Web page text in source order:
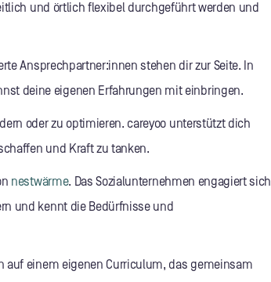
und örtlich flexibel durchgeführt werden und
Ansprechpartner:innen stehen dir zur Seite. In
deine eigenen Erfahrungen mit einbringen.
oder zu optimieren. careyoo unterstützt dich
und Kraft zu tanken.
nestwärme. Das Sozialunternehmen engagiert sich
und kennt die Bedürfnisse und
auf einem eigenen Curriculum, das gemeinsam